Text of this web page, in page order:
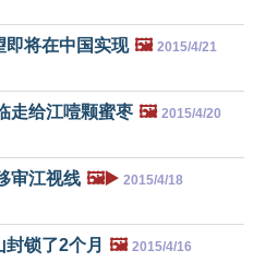
即将在中国实现 🖼️ 2015/4/21
走给江噎颗蜜枣 🖼️ 2015/4/20
审江视线 🖼️▶️ 2015/4/18
锁了2个月 🖼️ 2015/4/16